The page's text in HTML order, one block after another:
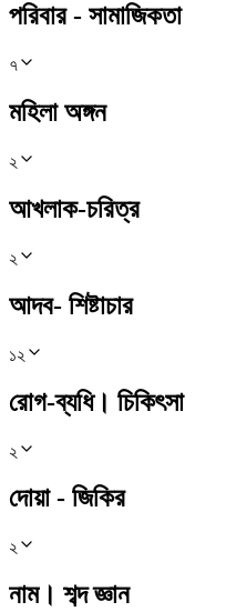
পরিবার - সামাজিকতা
৭
মহিলা অঙ্গন
২
আখলাক-চরিত্র
২
আদব- শিষ্টাচার
১২
রোগ-ব্যধি। চিকিৎসা
২
দোয়া - জিকির
২
নাম। শব্দ জ্ঞান